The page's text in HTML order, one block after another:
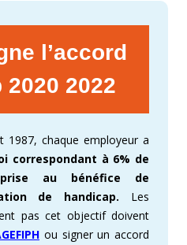
l’accord
2022
1987, chaque employeur a
correspondant à 6% de
au bénéfice de
de handicap. Les
pas cet objectif doivent
ou signer un accord